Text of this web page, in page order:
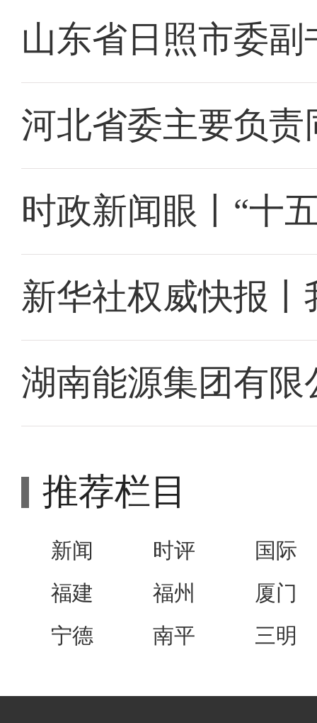
山东省日照市委
河北省委主要负
时政新闻眼丨“十
新华社权威快报
湖南能源集团有
推荐栏目
新闻 时评
国际
福建
福州
厦门
宁德
南平 三明